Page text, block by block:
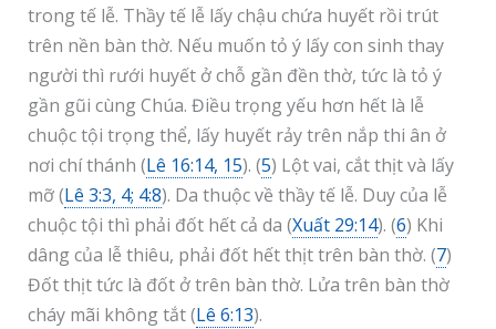
trong tế lễ. Thầy tế lễ lấy chậu chứa huyết rồi trút
trên nền bàn thờ. Nếu muốn tỏ ý lấy con sinh thay
người thì rưới huyết ở chỗ gần đền thờ, tức là tỏ ý
gần gũi cùng Chúa. Điều trọng yếu hơn hết là lễ
chuộc tội trọng thể, lấy huyết rảy trên nắp thi ân ở
nơi chí thánh (Lê 16:14, 15). (5) Lột vai, cắt thịt và lấy
mỡ (Lê 3:3, 4; 4:8). Da thuộc về thầy tế lễ. Duy của lễ
chuộc tội thì phải đốt hết cả da (Xuất 29:14). (6) Khi
dâng của lễ thiêu, phải đốt hết thịt trên bàn thờ. (7)
Đốt thịt tức là đốt ở trên bàn thờ. Lửa trên bàn thờ
cháy mãi không tắt (Lê 6:13).